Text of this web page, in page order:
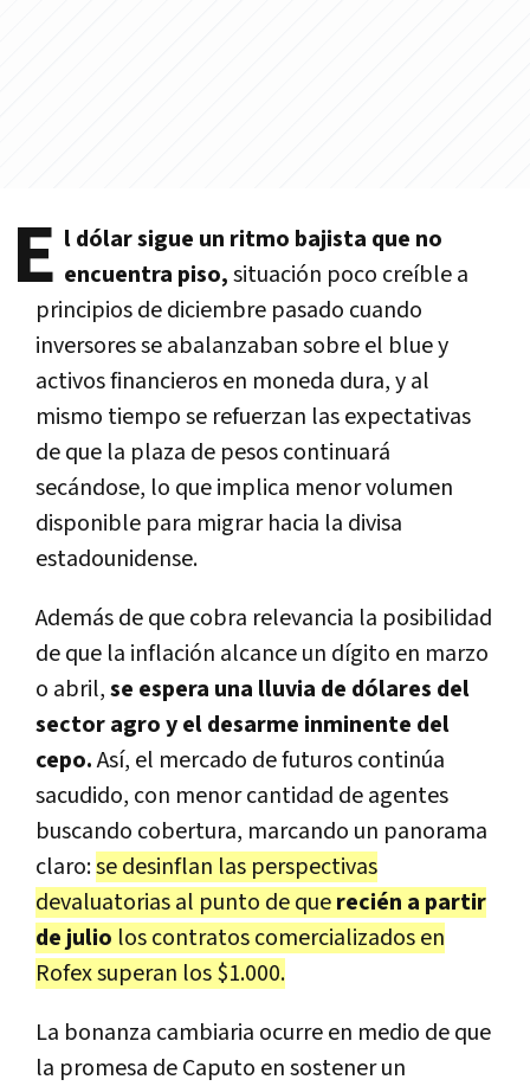
E l dólar sigue un ritmo bajista que no
encuentra piso,situación poco creíble a
principios de diciembre pasado cuando
inversores se abalanzaban sobre el blue y
activos financieros en moneda dura, y al
mismo tiempo se refuerzan las expectativas
de que la plaza de pesos continuará
secándose, lo que implica menor volumen
disponible para migrar hacia la divisa
estadounidense.
Además de que cobra relevancia la posibilidad
de que la inflación alcance un dígito en marzo
o abril,se espera una lluvia de dólares del
sector agro y el desarme inminente del
cepo.Así, el mercado de futuros continúa
sacudido, con menor cantidad de agentes
buscando cobertura, marcando un panorama
claro:se desinflan las perspectivas
devaluatorias al punto de querecién a partir
de julio los contratos comercializados en
Rofex superan los $1.000.
La bonanza cambiaria ocurre en medio de que
la promesa de Caputo en sostener un